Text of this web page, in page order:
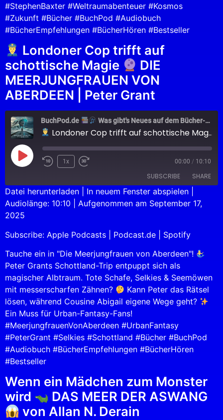
#StephenBaxter #Weltraumabenteuer #Kosmos
#Zukunft #Bücher #BuchPod #Audiobuch
#BücherEmpfehlungen #BücherHören #Bestseller
Londoner Cop trifft auf
schottische Magie
DIE
MEERJUNGFRAUEN VON
ABERDEEN | Peter Grant
BuchPod.de Was gibt's Neues auf dem Bücher-Markt?
Londoner Cop trifft auf schottische Magie
1x 00:00 / 10:10
SUBSCRIBE SHARE
Apple Podcasts Podcast.de
RSS FEED
SHARE
EMBED
Datei herunterladen In neuem Fenster abspielen
Audiolänge: 10:10
Aufgenommen am September 17,
2025
Subscribe: Apple Podcasts Podcast.de
Spotify
Tauche ein in "Die Meerjungfrauen von Aberdeen"!
Peter Grants Schottland-Trip entpuppt sich als
magischer Albtraum. Tote Schafe, Selkies & Seemöwen
mit messerscharfen Zähnen?
Kann Peter das Rätsel
lösen, während Cousine Abigail eigene Wege geht?
Ein Muss für Urban-Fantasy-Fans!
#MeerjungfrauenVonAberdeen #UrbanFantasy
#PeterGrant #Selkies #Schottland #Bücher #BuchPod
#Audiobuch #BücherEmpfehlungen #BücherHören
#Bestseller
Wenn ein Mädchen zum Monster
wird
DAS MEER DER ASWANG
von Allan N. Derain